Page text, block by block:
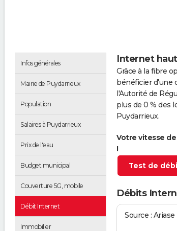
Infos générales
Mairie de Puydarrieux
Population
Salaires à Puydarrieux
Prix de l'eau
Budget municipal
Couverture 5G, mobile
Débit Internet
Immobilier
Internet
Grâce à la fibre
bénéficier d'une
l'Autorité de
plus de 0 % des
Puydarrieux.
Votre vitesse
!
Test de
Débits
Source : Ariase